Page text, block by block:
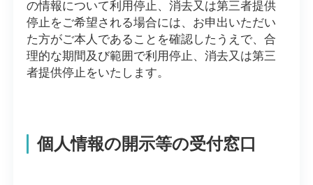
の情報について利用停止、消去又は第三者提供
停止をご希望される場合には、お申出いただい
た方がご本人であることを確認したうえで、合
理的な期間及び範囲で利用停止、消去又は第三
者提供停止をいたします。
個人情報の開示等の受付窓口